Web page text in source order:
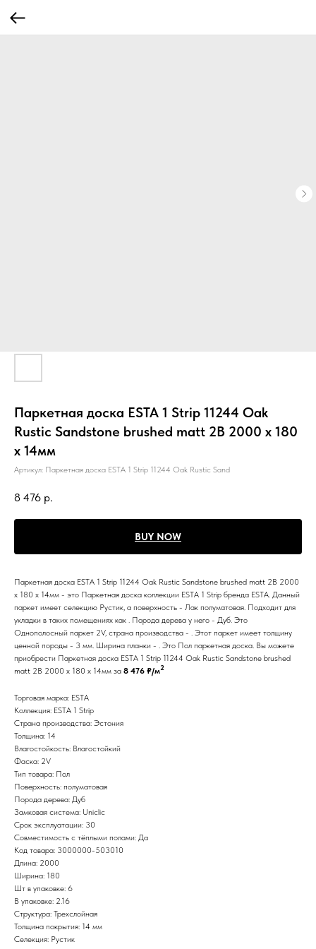
Паркетная доска ESTA 1 Strip 11244 Oak
Rustic Sandstone brushed matt 2B 2000 x 180
x 14мм
Артикул: Паркетная доска ESTA 1 Strip 11244 Oak Rustic Sand
8 476 р.
BUY NOW
Паркетная доска ESTA 1 Strip 11244 Oak Rustic Sandstone brushed matt 2B 2000
x 180 x 14мм - это Паркетная доска коллекции ESTA 1 Strip бренда ESTA. Данный
паркет имеет селекцию Рустик, а поверхность - Лак полуматовая. Подходит для
укладки в таких помещениях как . Порода дерева у него - Дуб. Это
Однополосный паркет 2V, страна производства - . Этот паркет имеет толщину
ценной породы - 3 мм. Ширина планки - . Это Пол паркетная доска. Вы можете
приобрести Паркетная доска ESTA 1 Strip 11244 Oak Rustic Sandstone brushed
matt 2B 2000 x 180 x 14мм за 8 476 ₽/м2
Торговая марка: ESTA
Коллекция: ESTA 1 Strip
Страна производства: Эстония
Толщина: 14
Влагостойкость: Влагостойкий
Фаска: 2V
Тип товара: Пол
Поверхность: полуматовая
Порода дерева: Дуб
Замковая система: Uniclic
Срок эксплуатации: 30
Совместимость с тёплыми полами: Да
Код товара: 3000000-503010
Длина: 2000
Ширина: 180
Шт в упаковке: 6
В упаковке: 2.16
Структура: Трехслойная
Толщина покрытия: 14 мм
Селекция: Рустик